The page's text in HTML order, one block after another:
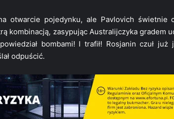
otwarcie pojedynku, ale Pavlovich świetnie
kombinacją, zasypując Australijczyka gradem
bombami! I trafił! Rosjanin czuł
odpuścić.